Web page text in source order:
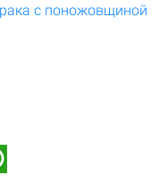
с поножовщиной